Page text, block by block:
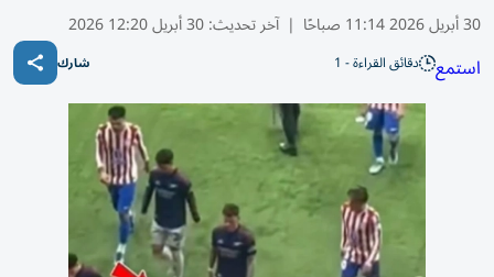
30 أبريل 2026 11:14 صباحًا | آخر تحديث:30 أبريل 12:20 2026
استمع دقائق القراءة - 1 شارك